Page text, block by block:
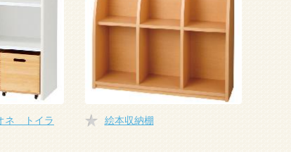
ネ トイラ
絵本収納棚